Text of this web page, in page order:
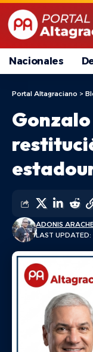
Nacionales
Portal Altagraciano >
LAST
ADONIS